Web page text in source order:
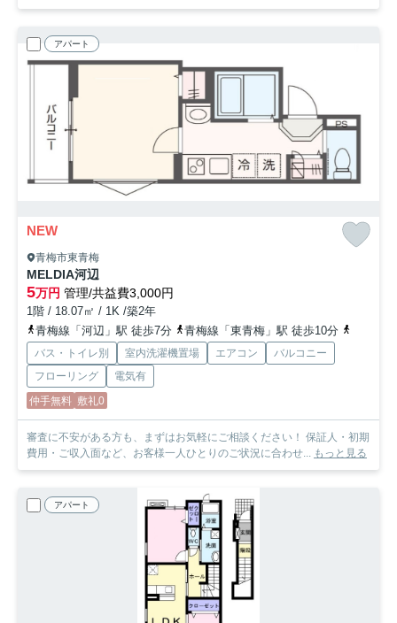
アパート
NEW
青梅市東青梅
MELDIA河辺
5万円 管理/共益費3,000円
1階 / 18.07㎡ / 1K /築2年
青梅線「河辺」駅 徒歩7分
青梅線「東青梅」駅 徒歩10分
バス・トイレ別 室内洗濯機置場 エアコン
バルコニー
フローリング
電気有
仲手無料 敷礼0
審査に不安がある方も、まずはお気軽にご相談ください！ 保証人・初期
費用・ご収入面など、お客様一人ひとりのご状況に合わせ... もっと見る
アパート